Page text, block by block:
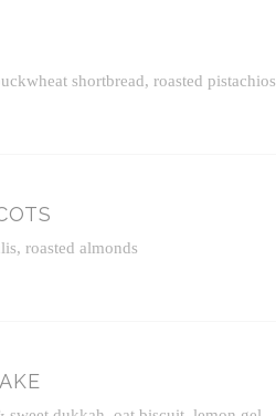
shortbread, roasted pistachios
roasted almonds